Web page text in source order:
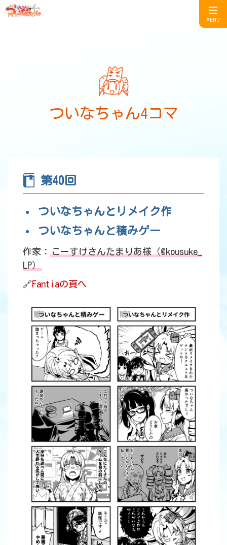
MENU
ついなちゃん4コマ
第40回
ついなちゃんとリメイク作
ついなちゃんと積みゲー
作家：
こーすけさんたまりあ様（@kousuke_
LP）
🔗Fantiaの頁へ